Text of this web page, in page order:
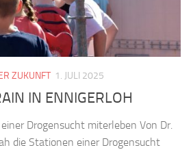
ZUKUNFT 1. JULI 2025
IN ENNIGERLOH
Drogensucht miterleben Von Dr.
die Stationen einer Drogensucht